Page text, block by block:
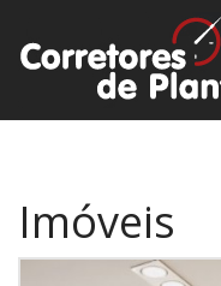
Imóveis